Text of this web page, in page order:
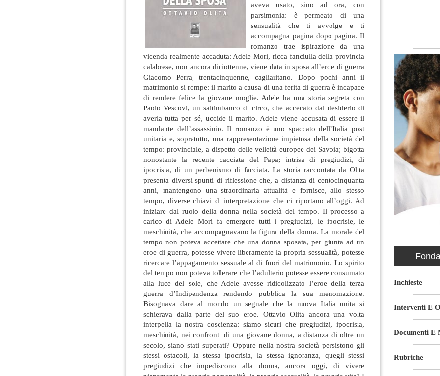
aveva usato, sino ad ora, con
parsimonia: è permeato di una
sensualità che ti avvolge e ti
accompagna pagina dopo pagina. Il
romanzo trae ispirazione da una
vicenda realmente accaduta: Adele Mori, ricca fanciulla della provincia
calabrese, non ancora diciottenne, viene data in sposa all’eroe di guerra
Giacomo Perra, trentacinquenne, cagliaritano. Dopo pochi anni il
matrimonio si rompe: il marito a causa di una ferita di guerra è incapace
di rendere felice la giovane moglie. Adele ha una storia segreta con
Paolo Vescovi, un saltimbanco di circo, che accecato dal desiderio di
averla tutta per sé, uccide il marito. Adele viene accusata di essere il
mandante dell’assassinio. Il romanzo è uno spaccato dell’Italia post
unitaria e, sopratutto, una rappresentazione impietosa della società del
tempo: provinciale, a dispetto delle velleità europee dei Savoia; bigotta
nonostante la recente cacciata del Papa; intrisa di pregiudizi, di
ipocrisia, di un perbenismo di facciata. La storia raccontata da Olita
presenta diversi spunti di riflessione che, a distanza di centocinquanta
anni, mantengono una straordinaria attualità e fornisce, allo stesso
tempo, diverse chiavi di interpretazione che ci riportano all’oggi. Ad
iniziare dal ruolo della donna nella società del tempo. Il processo a
carico di Adele Mori fa emergere tutti i pregiudizi, le ipocrisie, le
meschinità, che accompagnavano la figura della donna. La morale del
tempo non poteva accettare che una donna sposata, per giunta ad un
eroe di guerra, potesse vivere liberamente la propria sessualità, potesse
ricercare l’appagamento sessuale al di fuori del matrimonio. Lo spirito
del tempo non poteva tollerare che l’adulterio potesse essere consumato
alla luce del sole, che Adele avesse ridicolizzato l’eroe della terza
guerra d’Indipendenza rendendo pubblica la sua menomazione.
Bisognava dare al mondo un segnale che la nuova Italia unita si
schierava dalla parte del suo eroe. Ottavio Olita ancora una volta
interpella la nostra coscienza: siamo sicuri che pregiudizi, ipocrisia,
meschinità, nei confronti di una giovane donna, a distanza di oltre un
secolo, siano stati superati? Oppure nella nostra società persistono gli
stessi ostacoli, la stessa ipocrisia, la stessa ignoranza, quegli stessi
pregiudizi che impediscono alla donna, ancora oggi, di vivere
Inchieste
Interventi E
Documenti E
Rubriche